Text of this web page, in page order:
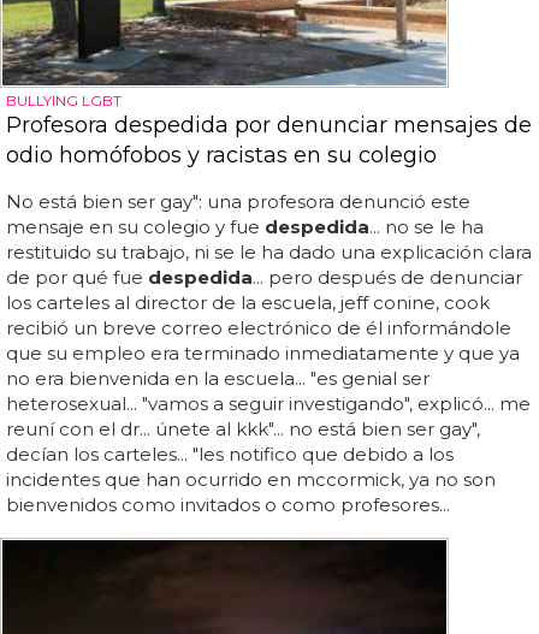
BULLYING LGBT
Profesora despedida por denunciar mensajes de
odio homófobos y racistas en su colegio
No está bien ser gay": una profesora denunció este
mensaje en su colegio y fue despedida... no se le ha
restituido su trabajo, ni se le ha dado una explicación clara
de por qué fue despedida... pero después de denunciar
los carteles al director de la escuela, jeff conine, cook
recibió un breve correo electrónico de él informándole
que su empleo era terminado inmediatamente y que ya
no era bienvenida en la escuela... "es genial ser
heterosexual... "vamos a seguir investigando", explicó... me
reuní con el dr... únete al kkk"... no está bien ser gay",
decían los carteles... "les notifico que debido a los
incidentes que han ocurrido en mccormick, ya no son
bienvenidos como invitados o como profesores...